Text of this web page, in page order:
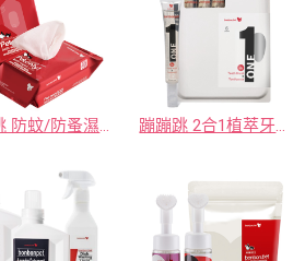
蹦蹦跳 防蚊/防蚤濕紙巾(青草香/ 無香)家庭包 蹦蹦跳 2合1植萃牙膏刷